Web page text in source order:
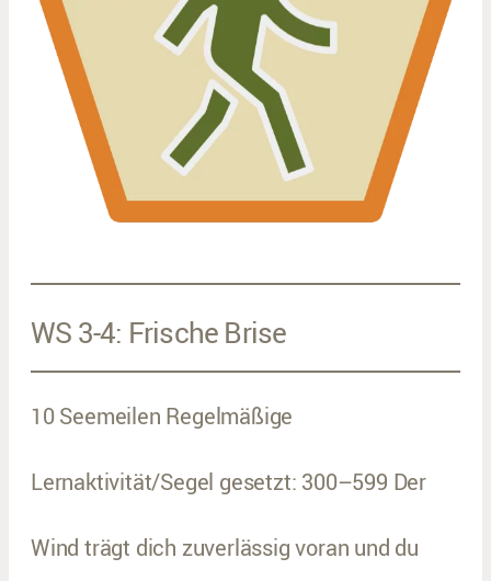
WS 3-4: Frische Brise
10 Seemeilen Regelmäßige
Lernaktivität/Segel gesetzt: 300–599 Der
Wind trägt dich zuverlässig voran und du